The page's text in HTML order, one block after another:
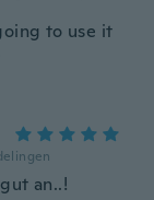
to use it
an..!